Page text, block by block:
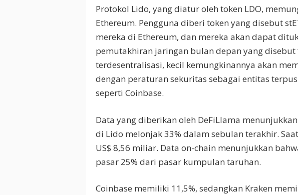
Protokol Lido, yang diatur oleh token LDO,
Ethereum. Pengguna diberi token yang disebut
mereka di Ethereum, dan mereka akan dapat
pemutakhiran jaringan bulan depan yang disebut
terdesentralisasi, kecil kemungkinannya akan
dengan peraturan sekuritas sebagai entitas
seperti Coinbase.
Data yang diberikan oleh DeFiLlama
di Lido melonjak 33% dalam sebulan terakhir.
US$ 8,56 miliar. Data on-chain menunjukkan
pasar 25% dari pasar kumpulan taruhan.
Coinbase memiliki 11,5%, sedangkan Kraken